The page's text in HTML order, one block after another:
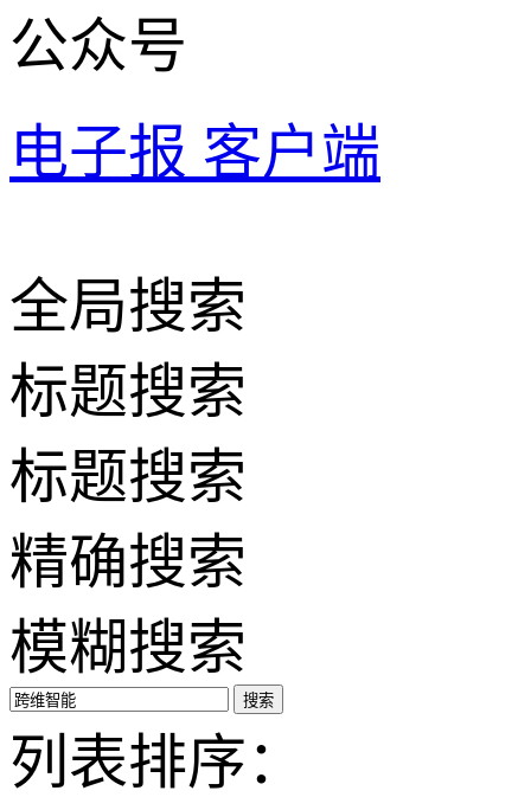
公众号
电子报 客户端
全局搜索
标题搜索
标题搜索
精确搜索
模糊搜索
搜索
列表排序：